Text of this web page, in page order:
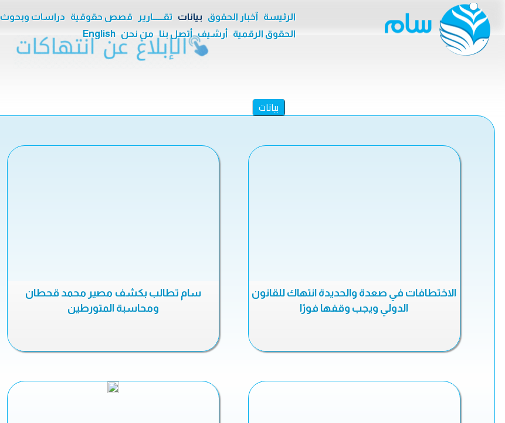
الرئيسة آخبار الحقوق بيانات تقــــــارير قصص حقوقية دراسات وبحوث
الحقوق الرقمية
أرشيف أتصل بنا من نحن English
بيانات
الاختطافات في صعدة والحديدة انتهاك للقانون
الدولي ويجب وقفها فورًا
سام تطالب بكشف مصير محمد قحطان
ومحاسبة المتورطين